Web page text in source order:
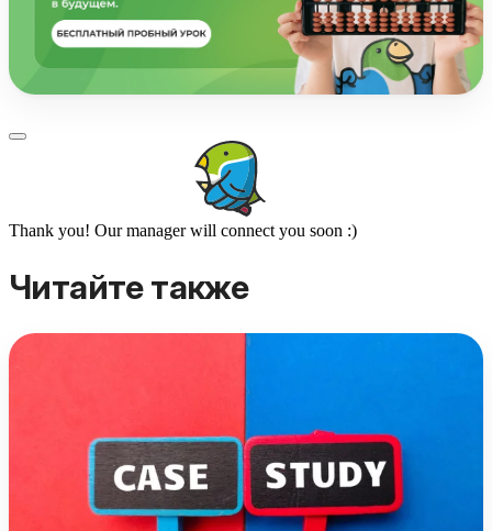
Thank you! Our manager will connect you soon :)
Читайте также